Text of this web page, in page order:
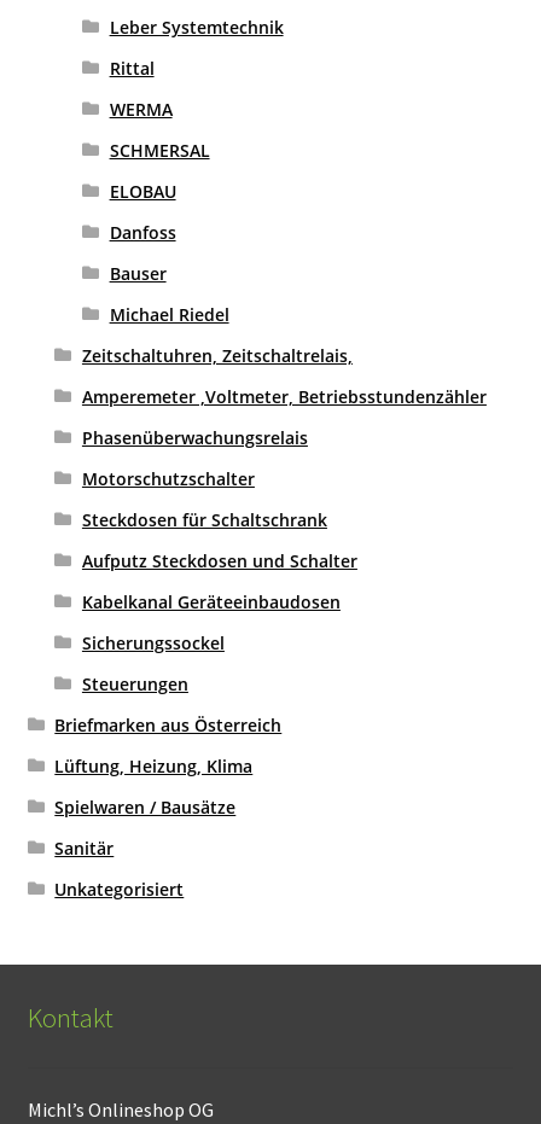
Leber Systemtechnik
Rittal
WERMA
SCHMERSAL
ELOBAU
Danfoss
Bauser
Michael Riedel
Zeitschaltuhren, Zeitschaltrelais,
Amperemeter ,Voltmeter, Betriebsstundenzähler
Phasenüberwachungsrelais
Motorschutzschalter
Steckdosen für Schaltschrank
Aufputz Steckdosen und Schalter
Kabelkanal Geräteeinbaudosen
Sicherungssockel
Steuerungen
Briefmarken aus Österreich
Lüftung, Heizung, Klima
Spielwaren / Bausätze
Sanitär
Unkategorisiert
Kontakt
Michl’s Onlineshop OG